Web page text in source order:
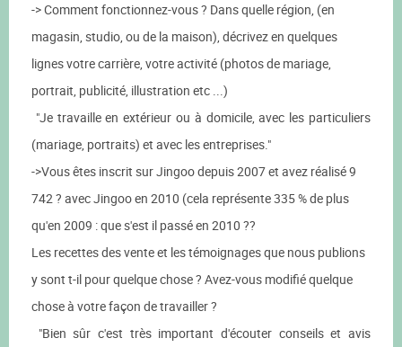
-> Comment fonctionnez-vous ? Dans quelle région, (en
magasin, studio, ou de la maison), décrivez en quelques
lignes votre carrière, votre activité (photos de mariage,
portrait, publicité, illustration etc ...)
"Je travaille en extérieur ou à domicile, avec les particuliers
(mariage, portraits) et avec les entreprises."
->Vous êtes inscrit sur Jingoo depuis 2007 et avez réalisé 9
742 ? avec Jingoo en 2010 (cela représente 335 % de plus
qu'en 2009 : que s'est il passé en 2010 ??
Les recettes des vente et les témoignages que nous publions
y sont t-il pour quelque chose ? Avez-vous modifié quelque
chose à votre façon de travailler ?
"Bien sûr c'est très important d'écouter conseils et avis